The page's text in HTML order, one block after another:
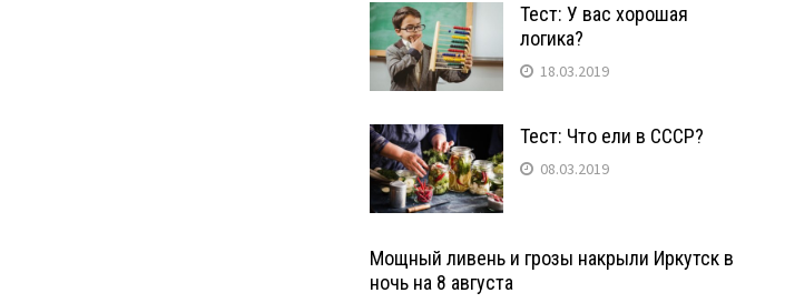
Тест: У вас хорошая
логика?
18.03.2019
Тест: Что ели в СССР?
08.03.2019
Мощный ливень и грозы накрыли Иркутск в
ночь на 8 августа